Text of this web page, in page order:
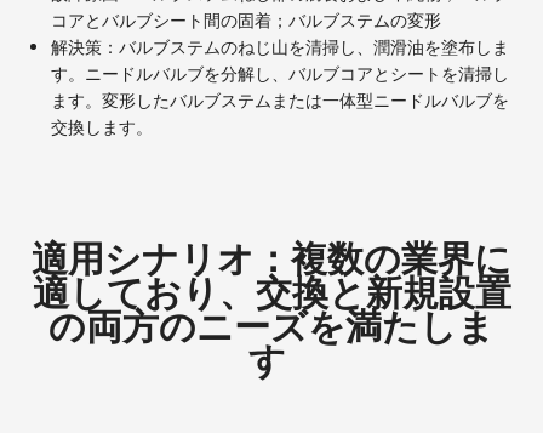
コアとバルブシート間の固着；バルブステムの変形
解決策：バルブステムのねじ山を清掃し、潤滑油を塗布しま
す。ニードルバルブを分解し、バルブコアとシートを清掃し
ます。変形したバルブステムまたは一体型ニードルバルブを
交換します。
適用シナリオ：複数の業界に
適しており、交換と新規設置
の両方のニーズを満たしま
す